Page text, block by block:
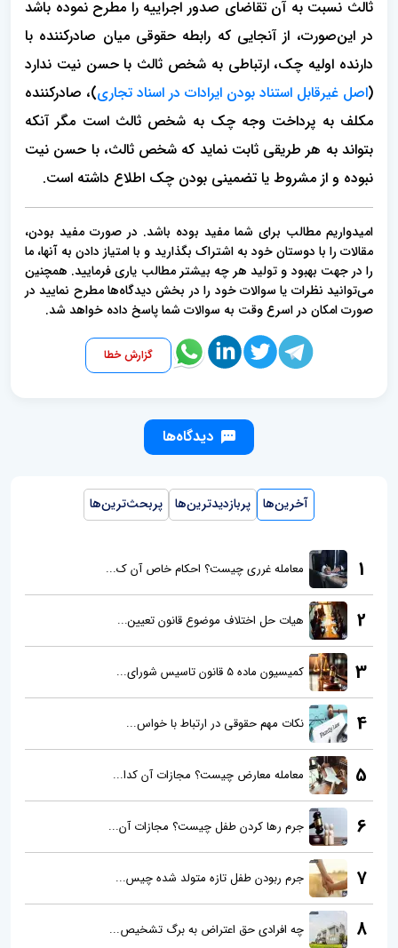
ثالث نسبت به آن تقاضای صدور اجراییه را مطرح نموده باشد
در این‌صورت، از آنجایی که رابطه حقوقی میان صادرکننده با
دارنده اولیه چک، ارتباطی به شخص ثالث با حسن نیت ندارد
(اصل غیرقابل استناد بودن ایرادات در اسناد تجاری)، صادرکننده
مکلف به پرداخت وجه چک به شخص ثالث است مگر آنکه
بتواند به هر طریقی ثابت نماید که شخص ثالث، با حسن نیت
نبوده و از مشروط یا تضمینی بودن چک اطلاع داشته است.
امیدواریم مطالب برای شما مفید بوده باشد. در صورت مفید بودن،
مقالات را با دوستان خود به اشتراک بگذارید و با امتیاز دادن به آنها، ما
را در جهت بهبود و تولید هر چه بیشتر مطالب یاری فرمایید. همچنین
می‌توانید نظرات یا سوالات خود را در بخش دیدگاه‌ها مطرح نمایید در
صورت امکان در اسرع وقت به سوالات شما پاسخ داده خواهد شد.
گزارش خطا
دیدگاه‌ها
آخرین‌ها پربازدیدترین‌ها پربحث‌ترین‌ها
1 معامله غرری چیست؟ احکام خاص آن ک...
2 هیات حل اختلاف موضوع قانون تعیین...
3 کمیسیون ماده 5 قانون تاسیس شورای...
4 نکات مهم حقوقی در ارتباط با خواس...
5 معامله معارض چیست؟ مجازات آن کدا...
6 جرم رها کردن طفل چیست؟ مجازات آن...
7 جرم ربودن طفل تازه متولد شده چیس...
8 چه افرادی حق اعتراض به برگ تشخیص...